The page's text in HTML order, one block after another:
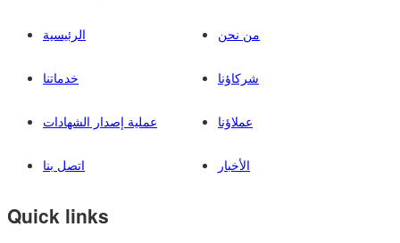
الرئيسية من نحن
خدماتنا شركاؤنا
عملية إصدار الشهادات عملاؤنا
اتصل بنا الأخبار
Quick links